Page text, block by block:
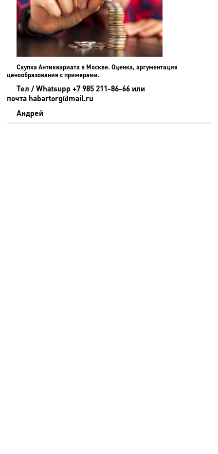
Скупка Антиквариата в Москве. Оценка, аргументация
ценообразования с примерами.
Тел / Whatsupp +7 985 211-86-66 или
почта habartorg@mail.ru
Андрей